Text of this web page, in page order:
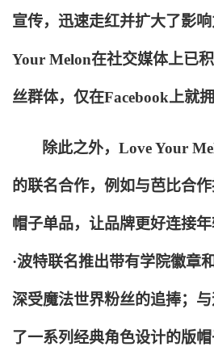
宣传，迅速走红并扩大了影
Your Melon在社交媒体上已
丝群体，仅在Facebook上就
除此之外，Love Your
的联名合作，例如与芭比合
帽子单品，让品牌更好连接
·波特联名推出带有学院徽章
深受魔法世界粉丝的追捧；
了一系列经典角色设计的版